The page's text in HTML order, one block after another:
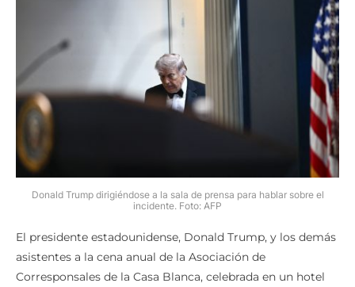
Donald Trump dirigiéndose a la sala de prensa para hablar sobre el
incidente. Foto: AFP
El presidente estadounidense, Donald Trump, y los demás
asistentes a la cena anual de la Asociación de
Corresponsales de la Casa Blanca, celebrada en un hotel